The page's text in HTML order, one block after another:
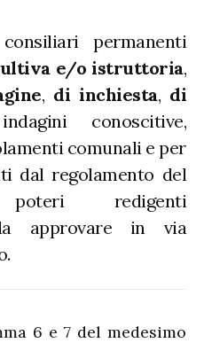
permanenti
e/o istruttoria,
, di inchiesta, di
conoscitive,
comunali e per
dal regolamento del
redigenti
approvare in via
6 e 7 del medesimo